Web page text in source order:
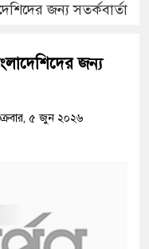
জন্য সতর্কবার্তা
জন্য
৫ জুন ২০২৬